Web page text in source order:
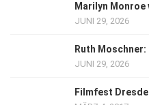
Marilyn Monroe
JUNI 29, 2026
Ruth
JUNI 29, 2026
Filmfest